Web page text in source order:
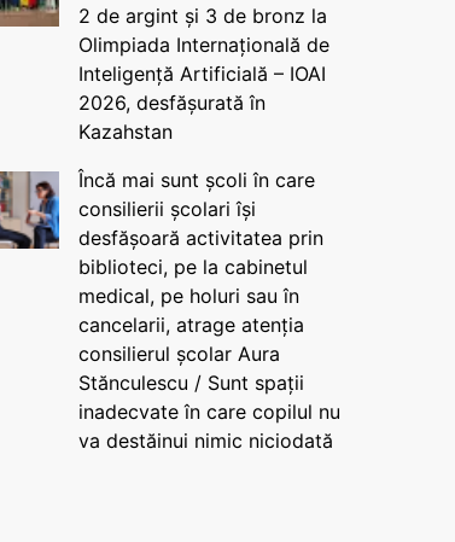
2 de argint și 3 de bronz la
Olimpiada Internațională de
Inteligență Artificială – IOAI
2026, desfășurată în
Kazahstan
Încă mai sunt școli în care
consilierii școlari își
desfășoară activitatea prin
biblioteci, pe la cabinetul
medical, pe holuri sau în
cancelarii, atrage atenția
consilierul școlar Aura
Stănculescu / Sunt spații
inadecvate în care copilul nu
va destăinui nimic niciodată